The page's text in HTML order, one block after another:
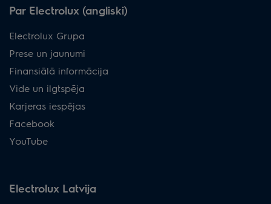
Par Electrolux (angliski)
Electrolux Grupa
Prese un jaunumi
Finansiālā informācija
Vide un ilgtspēja
Karjeras iespējas
Facebook
YouTube
Electrolux Latvija